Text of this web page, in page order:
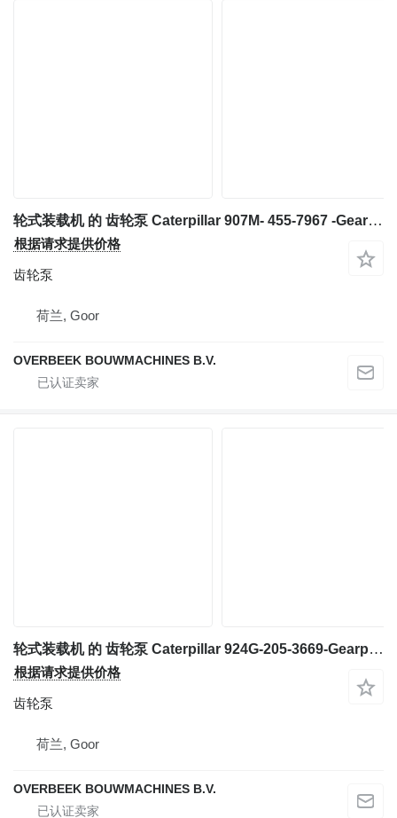
轮式装载机 的 齿轮泵 Caterpillar 907M- 455-7967 -Gearpump/Zahnradpumpe/Tandwielpomp
根据请求提供价格
齿轮泵
荷兰, Goor
OVERBEEK BOUWMACHINES B.V.
轮式装载机 的 齿轮泵 Caterpillar 924G-205-3669-Gearpump/Zahnradpumpe/Tandwielpomp
根据请求提供价格
齿轮泵
荷兰, Goor
OVERBEEK BOUWMACHINES B.V.